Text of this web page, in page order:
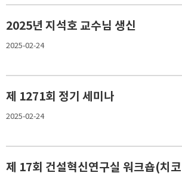
2025년 지석호 교수님 생신
2025-02-24
제 1271회 정기 세미나
2025-02-24
제 17회 건설혁신연구실 워크숍(치